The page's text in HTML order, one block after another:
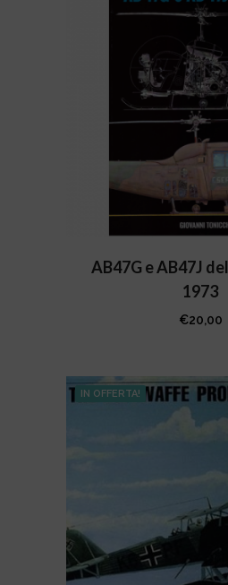
AB47G e AB47J
1973
€20,00
IN OFFERTA!